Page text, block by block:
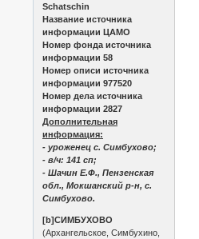
Schatschin
Название источника
информации ЦАМО
Номер фонда источника
информации 58
Номер описи источника
информации 977520
Номер дела источника
информации 2827
Дополнительная
информация:
- уроженец с. Симбухово;
- в/ч: 141 сп;
- Шачин Е.Ф., Пензенская
обл., Мокшанский р-н, с.
Симбухово.
[b]СИМБУХОВО
(Архангельское, Симбухино,